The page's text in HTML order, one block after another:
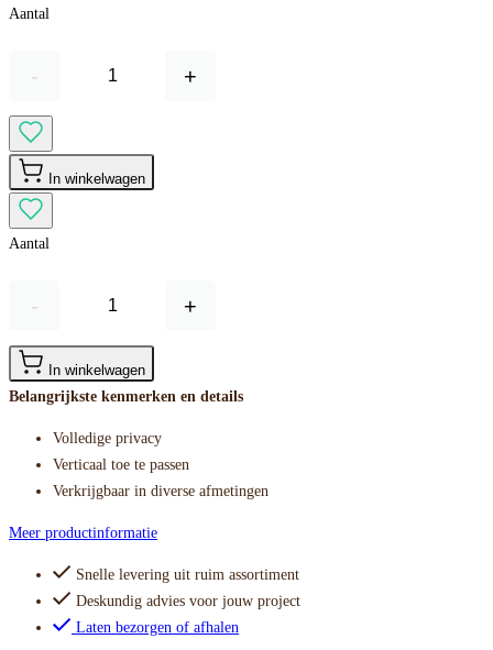
Aantal
- +
In winkelwagen
Aantal
- +
In winkelwagen
Belangrijkste kenmerken en details
Volledige privacy
Verticaal toe te passen
Verkrijgbaar in diverse afmetingen
Meer productinformatie
Snelle levering uit ruim assortiment
Deskundig advies voor jouw project
Laten bezorgen of afhalen